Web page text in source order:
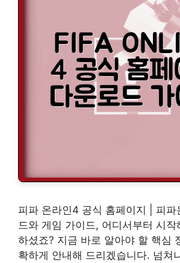
피파 온라인4 공식 홈페이지 | 피파
드와 게임 가이드, 어디서부터 시
하셨죠? 지금 바로 알아야 할 핵심
확하게 안내해 드리겠습니다. 넘쳐